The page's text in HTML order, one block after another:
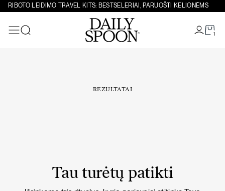
Eiti prie turinio
RIBOTO LEIDIMO TRAVEL KITS: BESTSELERIAI, PARUOŠTI KELIONĖMS
1
REZULTATAI
Tau turėtų patikti